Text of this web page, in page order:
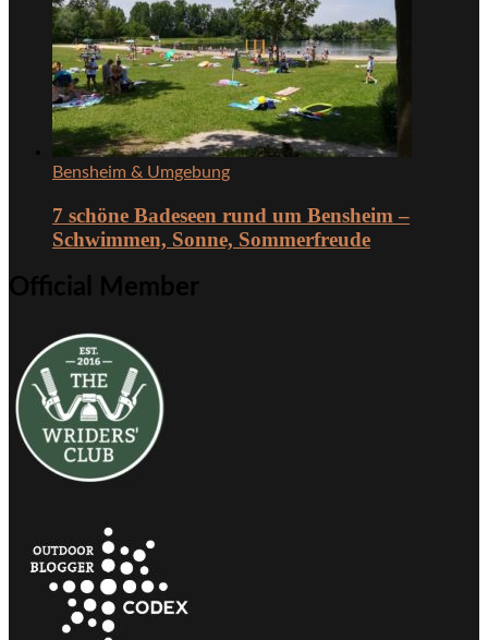
Bensheim & Umgebung
7 schöne Badeseen rund um Bensheim –
Schwimmen, Sonne, Sommerfreude
Official Member